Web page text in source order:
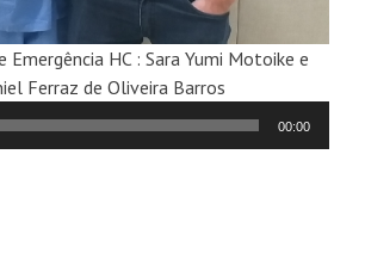
Emergência HC : Sara Yumi Motoike e
Ferraz de Oliveira Barros
00:00